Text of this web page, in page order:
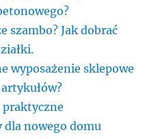
szambo? Jak dobrać
wyposażenie sklepowe
nowego domu